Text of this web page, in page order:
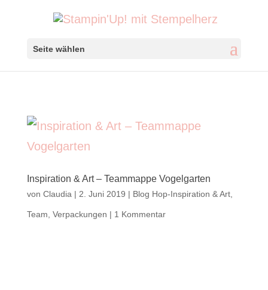
Seite wählen
Inspiration & Art – Teammappe Vogelgarten
von Claudia | 2. Juni 2019 | Blog Hop-Inspiration & Art,
Team Verpackungen | 1 Kommentar